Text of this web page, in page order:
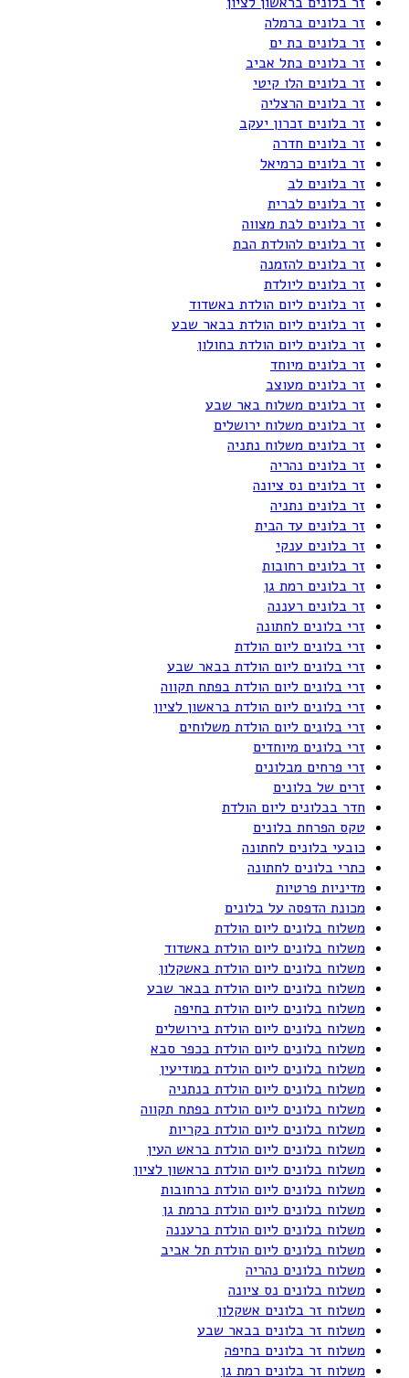
זר בלונים ברמלה
זר בלונים בת ים
זר בלונים בתל אביב
זר בלונים הלו קיטי
זר בלונים הרצליה
זר בלונים זכרון יעקב
זר בלונים חדרה
זר בלונים כרמיאל
זר בלונים לב
זר בלונים לברית
זר בלונים לבת מצווה
זר בלונים להולדת הבת
זר בלונים להזמנה
זר בלונים ליולדת
זר בלונים ליום הולדת באשדוד
זר בלונים ליום הולדת בבאר שבע
זר בלונים ליום הולדת בחולון
זר בלונים מיוחד
זר בלונים מעוצב
זר בלונים משלוח באר שבע
זר בלונים משלוח ירושלים
זר בלונים משלוח נתניה
זר בלונים נהריה
זר בלונים נס ציונה
זר בלונים נתניה
זר בלונים עד הבית
זר בלונים ענקי
זר בלונים רחובות
זר בלונים רמת גן
זר בלונים רעננה
זרי בלונים לחתונה
זרי בלונים ליום הולדת
זרי בלונים ליום הולדת בבאר שבע
זרי בלונים ליום הולדת בפתח תקווה
זרי בלונים ליום הולדת בראשון לציון
זרי בלונים ליום הולדת משלוחים
זרי בלונים מיוחדים
זרי פרחים מבלונים
זרים של בלונים
חדר בבלונים ליום הולדת
טקס הפרחת בלונים
כובעי בלונים לחתונה
כתרי בלונים לחתונה
מדיניות פרטיות
מכונת הדפסה על בלונים
משלוח בלונים ליום הולדת
משלוח בלונים ליום הולדת באשדוד
משלוח בלונים ליום הולדת באשקלון
משלוח בלונים ליום הולדת בבאר שבע
משלוח בלונים ליום הולדת בחיפה
משלוח בלונים ליום הולדת בירושלים
משלוח בלונים ליום הולדת בכפר סבא
משלוח בלונים ליום הולדת במודיעין
משלוח בלונים ליום הולדת בנתניה
משלוח בלונים ליום הולדת בפתח תקווה
משלוח בלונים ליום הולדת בקריות
משלוח בלונים ליום הולדת בראש העין
משלוח בלונים ליום הולדת בראשון לציון
משלוח בלונים ליום הולדת ברחובות
משלוח בלונים ליום הולדת ברמת גן
משלוח בלונים ליום הולדת ברעננה
משלוח בלונים ליום הולדת תל אביב
משלוח בלונים נהריה
משלוח בלונים נס ציונה
משלוח זר בלונים אשקלון
משלוח זר בלונים בבאר שבע
משלוח זר בלונים בחיפה
משלוח זר בלונים רמת גן